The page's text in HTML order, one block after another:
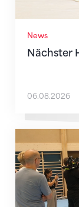
News
Nächster
06.08.2026
Mit klaren